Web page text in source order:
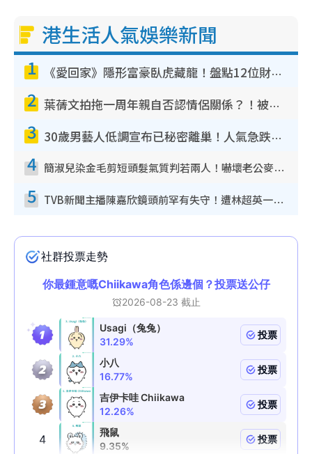
港生活人氣娛樂新聞
1 《愛回家》隱形富豪臥虎藏龍！盤點12位財氣逼人的有錢藝人：呢位靚女3億身家唔憂做
2 葉蒨文拍拖一周年親自否認情侶關係？！被質疑感情造假竟稱GM「普通同事」
3 30歲男藝人低調宣布已秘密離巢！人氣急跌變失蹤人口︰「這幾年過得並不容易」
4 簡淑兒染金毛剪短頭髮氣質判若兩人！嚇壞老公麥大力都認唔出：「你做咩事？」
5 TVB新聞主播陳嘉欣鏡頭前罕有失守！遭林超英一句說話突襲嚇親當場大笑